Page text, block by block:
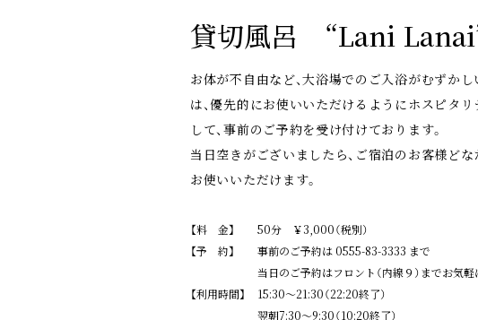
貸切風呂 “Lani
お体が不自由など、大浴場でのご入浴がむずか
は、優先的にお使いいただけるようにホスピタリ
して、事前のご予約を受け付けております。
当日空きがございましたら、ご宿泊のお客様どな
お使いいただけます。
【料 金】
50分 ￥3,000（税別）
【予 約】
事前のご予約は 0555-83-3333 まで
当日のご予約はフロント（内線９）までお気軽
【利用時間】
15:30～21:30（22:20終了）
翌朝7:30～9:30（10:20終了）